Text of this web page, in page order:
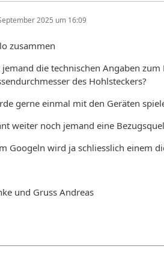
2025 um 16:09
zusammen
jemand die technischen Angaben
des Hohlsteckers?
gerne einmal mit den Geräten
weiter noch jemand eine
Googeln wird ja schliesslich einem
und Gruss Andreas